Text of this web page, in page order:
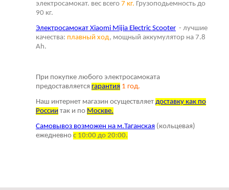
электросамокат. вес всего 7 кг. Грузоподьемность до
90 кг.
Электросамокат Xiaomi Mijia Electric Scooter - лучшие
качества: плавный ход, мощный аккумулятор на 7.8
Ah.
При покупке любого электросамоката
предоставляется гарантия 1 год.
Наш интернет магазин осуществляет доставку как по
России так и по Москве.
Самовывоз возможен на м.Таганская (кольцевая)
ежедневно с 10:00 до 20:00.